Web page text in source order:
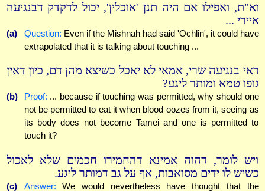
וא"ת, ואפילו אם היה תנן 'אוכלין', יכול לדקדק דבנגיעה
איירי ...
(a) Question: Even if the Mishnah had said 'Ochlin', it could have
extrapolated that it is talking about touching ...
דאי בנגיעה שרי, אמאי לא יאכל כשיצא מהן דם, כיון דאין
גופו טמא ומותר ליגע?
(b) Proof: ... because if touching was permitted, why should one
not be permitted to eat it when blood oozes from it, seeing as
its body does not become Tamei and one is permitted to
touch it?
ויש לומר, דהוה אמינא דהחמירו חכמים שלא לאכול
כשיש לו ידים מסואבות, אף על גב דמותר ליגע.
(c) Answer: We would nevertheless have thought that the